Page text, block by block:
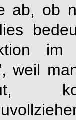
ab, ob
weil